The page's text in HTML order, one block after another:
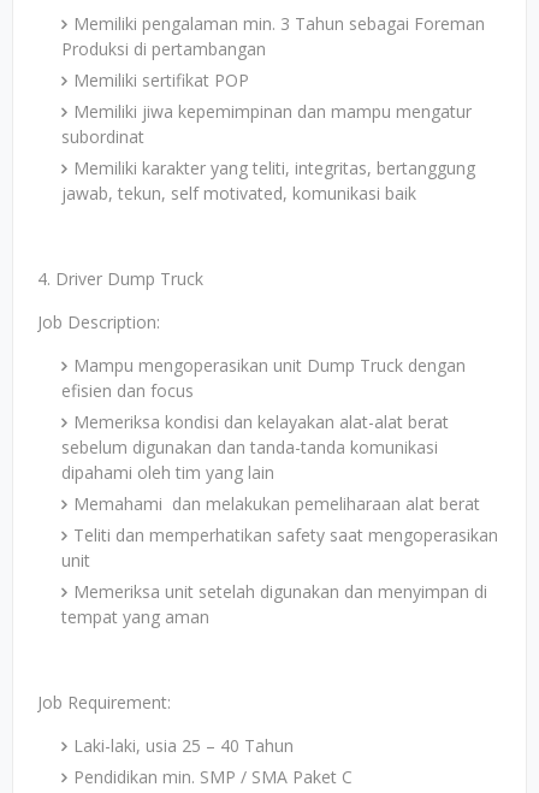
Memiliki pengalaman min. 3 Tahun sebagai Foreman
Produksi di pertambangan
Memiliki sertifikat POP
Memiliki jiwa kepemimpinan dan mampu mengatur
subordinat
Memiliki karakter yang teliti, integritas, bertanggung
jawab, tekun, self motivated, komunikasi baik
4. Driver Dump Truck
Job Description:
Mampu mengoperasikan unit Dump Truck dengan
efisien dan focus
Memeriksa kondisi dan kelayakan alat-alat berat
sebelum digunakan dan tanda-tanda komunikasi
dipahami oleh tim yang lain
Memahami dan melakukan pemeliharaan alat berat
Teliti dan memperhatikan safety saat mengoperasikan
unit
Memeriksa unit setelah digunakan dan menyimpan di
tempat yang aman
Job Requirement:
Laki-laki, usia 25 – 40 Tahun
Pendidikan min. SMP / SMA Paket C